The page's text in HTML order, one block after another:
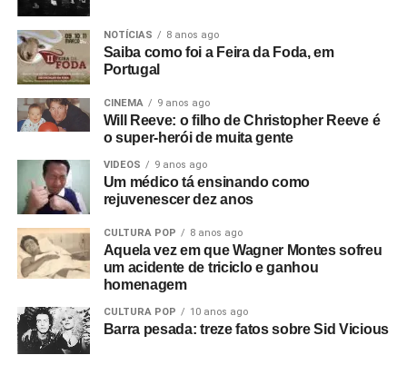
NOTÍCIAS 8 anos ago
Saiba como foi a Feira da Foda, em
Portugal
CINEMA 9 anos ago
Will Reeve: o filho de Christopher Reeve é
o super-herói de muita gente
VIDEOS 9 anos ago
Um médico tá ensinando como
rejuvenescer dez anos
CULTURA POP 8 anos ago
Aquela vez em que Wagner Montes sofreu
um acidente de triciclo e ganhou
homenagem
CULTURA POP 10 anos ago
Barra pesada: treze fatos sobre Sid Vicious